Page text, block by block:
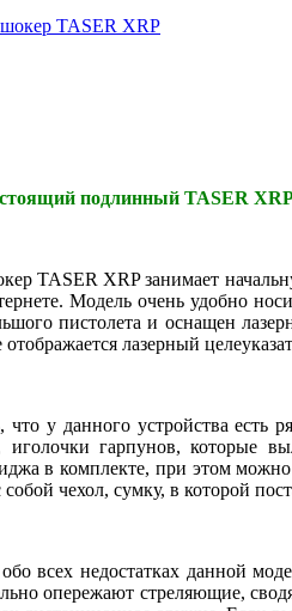
подлинный TASER XRP
TASER XRP занимает
Модель очень удобно
пистолета и оснащен
лазерный
что у данного устройства есть
иголочки гарпунов, которые
в комплекте, при этом
чехол, сумку, в которой
всех недостатках данной
опережают стреляющие,